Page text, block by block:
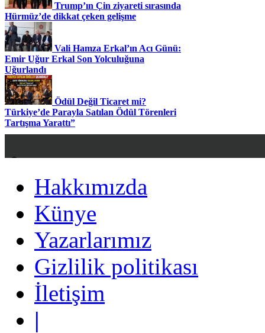
Trump’ın Çin ziyareti sırasında
Hürmüz’de dikkat çeken gelişme
Vali Hamza Erkal’ın Acı Günü:
Emir Uğur Erkal Son Yolculuğuna
Uğurlandı
Ödül Değil Ticaret mi?
Türkiye’de Parayla Satılan Ödül Törenleri
Tartışma Yarattı”
Künye
Yazarlarımız
Gizlilik politikası
İletişim
Hakkımızda
Künye
Yazarlarımız
Gizlilik politikası
İletişim
|